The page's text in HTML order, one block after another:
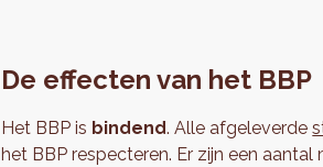
De effecten van het BBP
Het BBP is bindend. Alle afgeleverde
het BBP respecteren. Er zijn een